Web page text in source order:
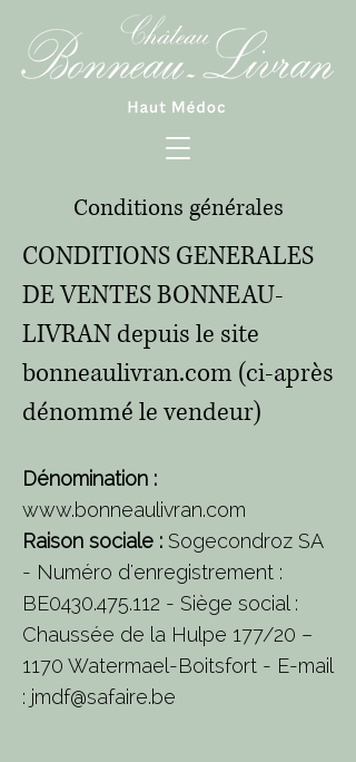
Conditions générales
CONDITIONS GENERALES
DE VENTES BONNEAU-
LIVRAN depuis le site
bonneaulivran.com (ci-après
dénommé le vendeur)
Dénomination :
www.bonneaulivran.com
Raison sociale : Sogecondroz SA
- Numéro d'enregistrement :
BE0430.475.112 - Siège social :
Chaussée de la Hulpe 177/20 –
1170 Watermael-Boitsfort - E-mail
: jmdf@safaire.be